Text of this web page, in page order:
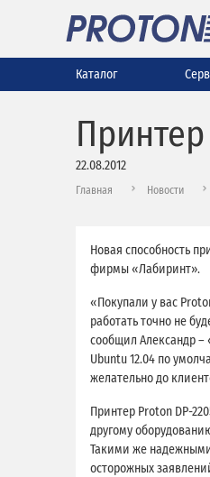
Каталог
22.08.2012
Главная Новости
Новая способность
фирмы «Лабиринт».
«Покупали у вас
работать точно не
сообщил Александр –
Ubuntu 12.04 по
желательно до
Принтер Proton DP-
другому
Такими же надежными
осторожных